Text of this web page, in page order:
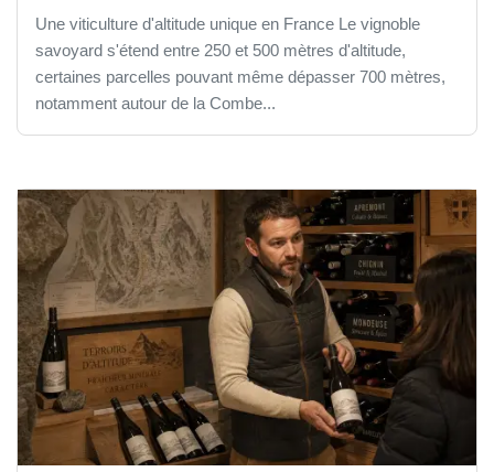
Une viticulture d'altitude unique en France Le vignoble
savoyard s'étend entre 250 et 500 mètres d'altitude,
certaines parcelles pouvant même dépasser 700 mètres,
notamment autour de la Combe...